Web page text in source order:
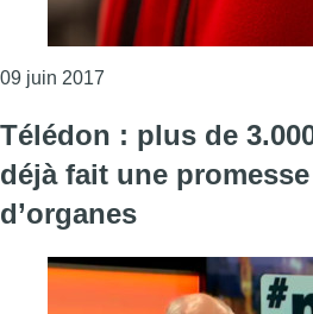
09 juin 2017
Télédon : plus de
déjà fait une
d’organes